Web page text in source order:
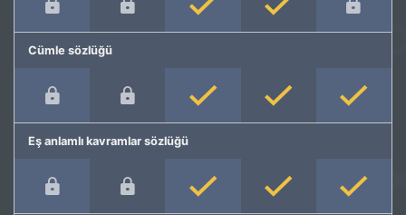
Cümle sözlüğü
Eş anlamlı kavramlar sözlüğü